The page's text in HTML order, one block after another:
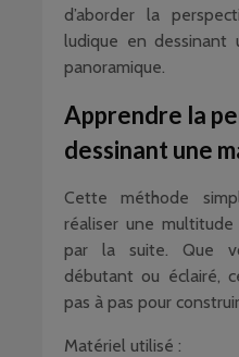
d’aborder la
ludique en dessinant
panoramique.
Apprendre la
dessinant une
Cette méthode
réaliser une multitude
par la suite. Que
débutant ou éclairé,
pas à pas pour
Matériel utilisé :